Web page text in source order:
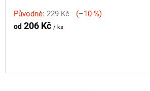
Původně: 229 Kč (–10 %)
od 206 Kč / ks